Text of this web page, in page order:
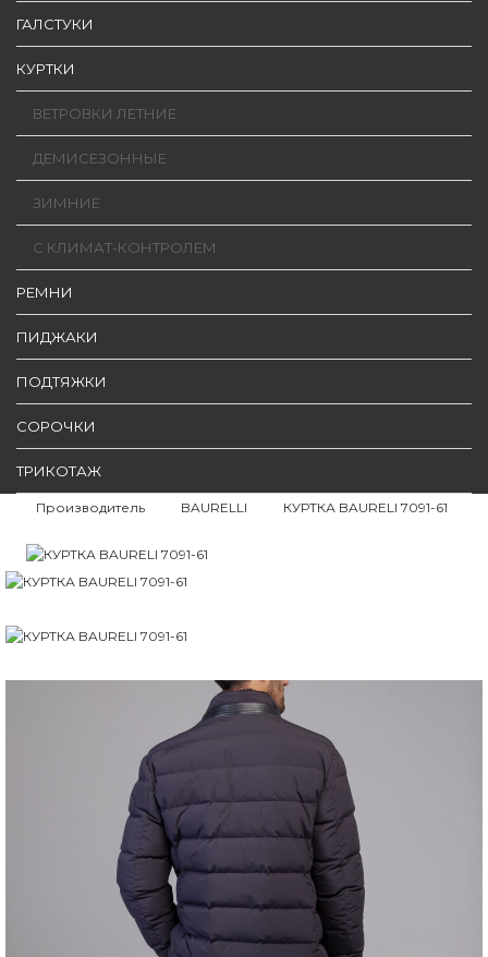
ГАЛСТУКИ
КУРТКИ
ВЕТРОВКИ ЛЕТНИЕ
ДЕМИСЕЗОННЫЕ
ЗИМНИЕ
С КЛИМАТ-КОНТРОЛЕМ
РЕМНИ
ПИДЖАКИ
ПОДТЯЖКИ
СОРОЧКИ
ТРИКОТАЖ
Производитель BAURELLI КУРТКА BAURELI 7091-61